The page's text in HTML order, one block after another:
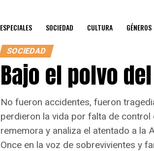
ESPECIALES SOCIEDAD CULTURA GÉNEROS
SOCIEDAD
Bajo el polvo
No fueron accidentes, fueron
perdieron la vida por falta de control
rememora y analiza el atentado a la
Once en la voz de sobrevivientes y